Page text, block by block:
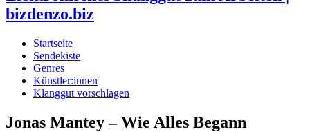
bizdenzo.biz
Startseite
Sendekiste
Genres
Künstler:innen
Klanggut vorschlagen
Jonas Mantey – Wie Alles Begann